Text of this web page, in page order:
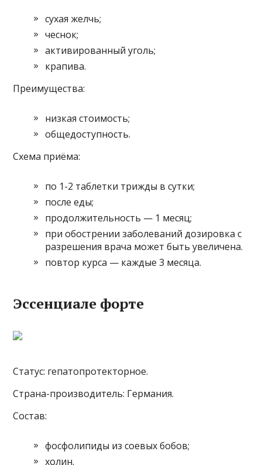
сухая желчь;
чеснок;
активированный уголь;
крапива.
Преимущества:
низкая стоимость;
общедоступность.
Схема приёма:
по 1-2 таблетки трижды в сутки;
после еды;
продолжительность — 1 месяц;
при обострении заболеваний дозировка с
разрешения врача может быть увеличена.
повтор курса — каждые 3 месяца.
Эссенциале форте
Статус: гепатопротекторное.
Страна-производитель: Германия.
Состав:
фосфолипиды из соевых бобов;
холин.